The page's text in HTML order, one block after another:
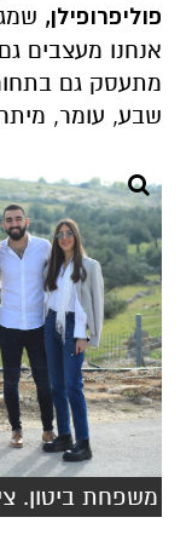
פוליפרופילן, ש
אנחנו מעצבים
מתעסק גם
שבע, עומר,
משפחת ביטון.